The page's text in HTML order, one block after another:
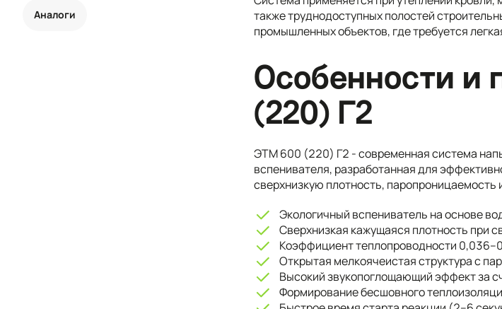
Аналоги
также труднодоступных полостей
промышленных объектов, где требуется
Особенности
(220) Г2
ЭТМ 600 (220) Г2 - современная система
вспенивателя, разработанная для
сверхнизкую плотность, паропроницаемость
Экологичный вспениватель на основе
Сверхнизкая кажущаяся плотность при
Коэффициент теплопроводности
Открытая мелкоячеистая структура с
Высокий звукопоглощающий эффект за
Формирование бесшовного